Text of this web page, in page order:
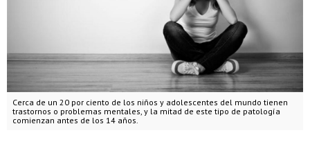
Cerca de un 20 por ciento de los niños y adolescentes del mundo tienen
trastornos o problemas mentales, y la mitad de este tipo de patología
comienzan antes de los 14 años.